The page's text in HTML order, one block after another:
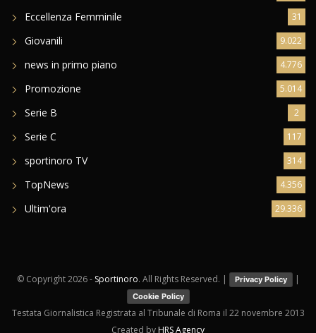
Eccellenza Femminile 31
Giovanili 9.022
news in primo piano 4.776
Promozione 5.014
Serie B 2
Serie C 117
sportinoro TV 314
TopNews 4.356
Ultim'ora 29.336
© Copyright2026 - Sportinoro. All Rights Reserved. | Privacy Policy |
Cookie Policy
Testata Giornalistica Registrata al Tribunale di Roma il 22 novembre 2013
Created by HRS Agency